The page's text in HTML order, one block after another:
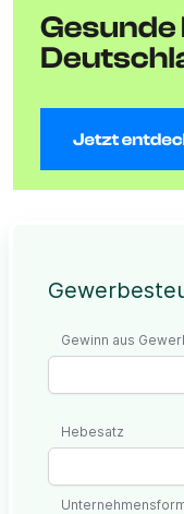
Gewinn aus
Hebesatz